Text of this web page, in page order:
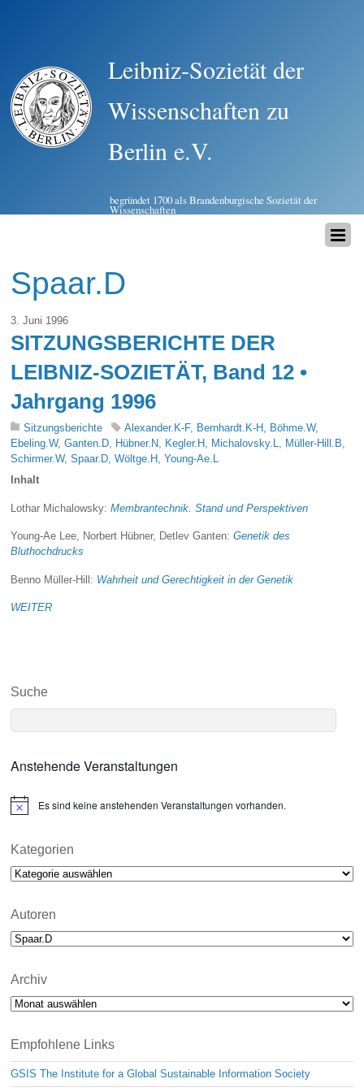
Leibniz-Sozietät der
Wissenschaften zu
Berlin e.V.
begründet 1700 als Brandenburgische Sozietät der
Wissenschaften
Spaar.D
3. Juni 1996
SITZUNGSBERICHTE DER
LEIBNIZ-SOZIETÄT, Band 12 •
Jahrgang 1996
Sitzungsberichte Alexander.K-F, Bernhardt.K-H , Böhme.W,
Ebeling.W,Ganten.D, Hübner.N, Kegler.H , Michalovsky.L, Müller-Hill.B,
Schirmer.W,Spaar.D,Wöltge.H ,Young-Ae.L
Inhalt
Lothar Michalowsky:Membrantechnik. Stand und Perspektiven
Young-Ae Lee, Norbert Hübner, Detlev Ganten:Genetik des
Bluthochdrucks
Benno Müller-Hill: Wahrheit und Gerechtigkeit in der Genetik
WEITER
Suche
Anstehende Veranstaltungen
N
i
e
Es sind keine anstehenden Veranstaltungen vorhanden.
Kategorien
Kategorien
Autoren
Archiv
Archiv
Empfohlene Links
GSIS The Institute for a Global Sustainable Information Society